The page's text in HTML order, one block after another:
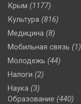
Крым (1177)
Культура (816)
Медицина (8)
Мобильная связь (1)
Молодежь (44)
Налоги (2)
Наука (3)
Образование (440)